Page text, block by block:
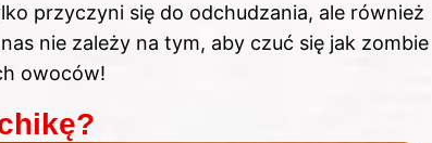
przyczyni się do odchudzania, ale również
nie zależy na tym, aby czuć się jak zombie
owoców!